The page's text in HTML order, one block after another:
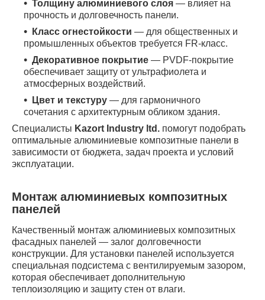
Толщину алюминиевого слоя — влияет на
прочность и долговечность панели.
Класс огнестойкости — для общественных и
промышленных объектов требуется FR-класс.
Декоративное покрытие — PVDF-покрытие
обеспечивает защиту от ультрафиолета и
атмосферных воздействий.
Цвет и текстуру — для гармоничного
сочетания с архитектурным обликом здания.
Специалисты Kazort Industry ltd. помогут подобрать
оптимальные алюминиевые композитные панели в
зависимости от бюджета, задач проекта и условий
эксплуатации.
Монтаж алюминиевых композитных
панелей
Качественный монтаж алюминиевых композитных
фасадных панелей — залог долговечности
конструкции. Для установки панелей используется
специальная подсистема с вентилируемым зазором,
которая обеспечивает дополнительную
теплоизоляцию и защиту стен от влаги.